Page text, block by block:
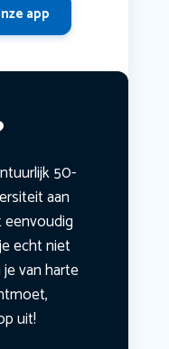
app
50-
aan
echt niet
van harte
uit!